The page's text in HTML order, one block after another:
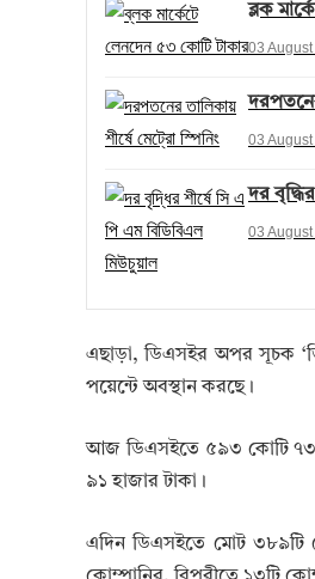
ব্লক
03
দরপতনের
03
দর
03
এছাড়া, ডিএসইর অপর সূচক
পয়েন্টে অবস্থান করছে।
আজ ডিএসইতে ৫৯৩ কোটি ৭৩
৯১ হাজার টাকা।
এদিন ডিএসইতে মোট ৩৮৯টি